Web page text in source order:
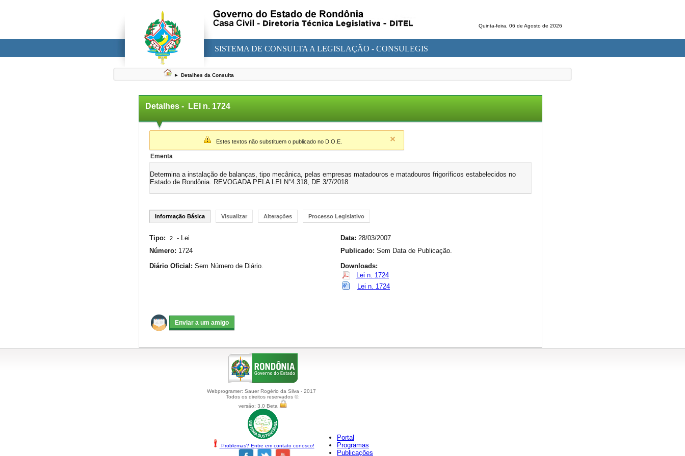
Quinta-feira, 06 de Agosto de 2026
SISTEMA DE CONSULTA A LEGISLAÇÃO - CONSULEGIS
► Detalhes da Consulta
Detalhes - LEI n. 1724
▼
Estes textos não substituem o publicado no D.O.E.
Ementa
Determina a instalação de balanças, tipo mecânica, pelas empresas matadouros e matadouros frigoríficos estabelecidos no
Estado de Rondônia. REVOGADA PELA LEI N°4.318, DE 3/7/2018
Informação Básica Visualizar Alterações Processo Legislativo
Tipo: 2 - Lei Data: 28/03/2007
Número: 1724 Publicado: Sem Data de Publicação.
Diário Oficial: Sem Número de Diário.
Downloads:
Lei n. 1724
Lei n. 1724
Webprogramer: Sauer Rogério da Silva - 2017
Todos os direitos reservados ©.
versão: 3.0 Beta
Problemas? Entre em contato conosco!
Portal
Programas
Publicações